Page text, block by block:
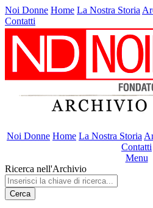
Noi Donne Home La Nostra Storia
Contatti
Noi Donne Home La Nostra Storia
Contatti
Menu
Ricerca nell'Archivio
Cerca